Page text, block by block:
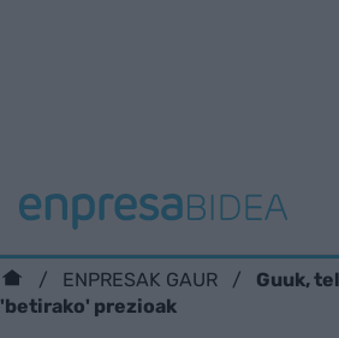
ENPRESAK GAUR
Guuk,
'betirako' prezioak